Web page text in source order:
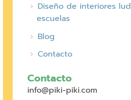
Diseño de interiores
escuelas
Blog
Contacto
Contacto
info@piki-piki.com